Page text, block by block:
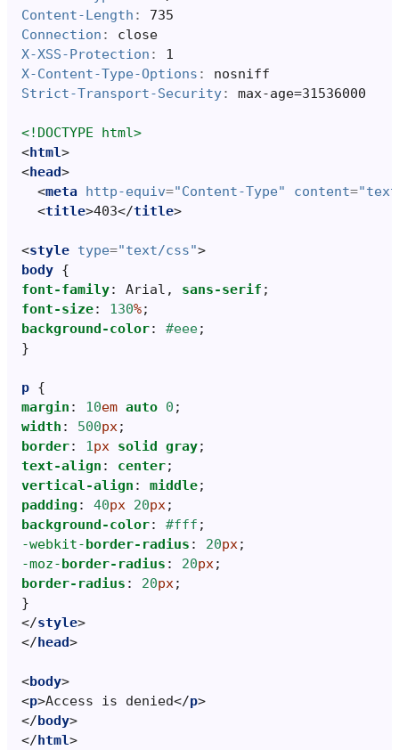
Content-Length :
735
Connection :
close
X-XSS-Protection :
1
X-Content-Type-Options :
nosniff
Strict-Transport-Security: max-age=31536000
<!DOCTYPE html>
<html>
<head>
<meta http-equiv="Content-Type" content=
<title>403</title>
<style type="text/css">
body {
font-family: Arial , sans-serif ;
font-size: 130%;
background-color: #eee;
}
p {
margin : 10em auto 0 ;
width : 500px;
border: 1px solid gray;
text-align : center;
vertical-align : middle;
padding : 40px 20px;
background-color: #fff ;
-webkit- border-radius : 20px;
-moz- border-radius : 20px;
border-radius : 20px;
}
</style>
</ head>
<body>
<p>Access is denied</p>
</ body>
</ html>